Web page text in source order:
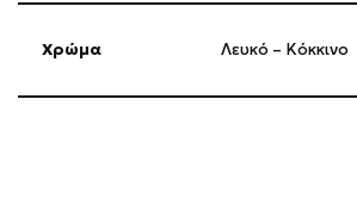
Χρώμα Λευκό – Κόκκινο